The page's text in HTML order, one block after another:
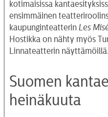
kotimaisissa
ensimmäinen
kaupunginteatterin Les
Hostikka on nähty myös
Linnateatterin näyttämöillä.
Suomen
heinäkuuta